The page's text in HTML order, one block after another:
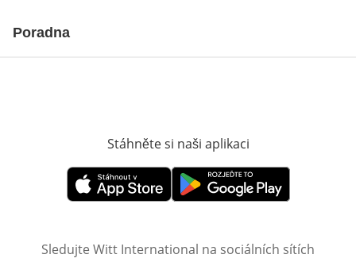
Poradna
Stáhněte si naši aplikaci
Otevře v novém okněOtevře v novém okně
Sledujte Witt International na sociálních sítích